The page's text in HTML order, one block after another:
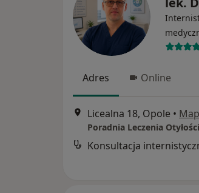
Adres Online
Licealna 18, Opole •
Konsultacja